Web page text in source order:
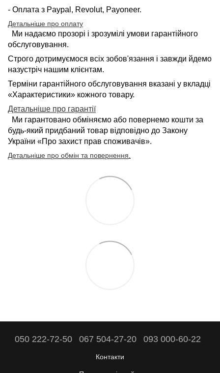
- Оплата з Paypal, Revolut, Payoneer.
Детальніше про оплату
Ми надаємо прозорі і зрозумілі умови гарантійного
обслуговування.
Строго дотримуємося всіх зобов'язання і завжди йдемо
назустріч нашим клієнтам.
Терміни гарантійного обслуговування вказані у вкладці
«Характеристики» кожного товару.
Детальніше про гарантії
Ми гарантовано обміняємо або повернемо кошти за
будь-який придбаний товар відповідно до Закону
України «Про захист прав споживачів».
Детальніше про обмін та повернення
050 222-72-50 067 504-27-20 093 000-60-22
Контакти